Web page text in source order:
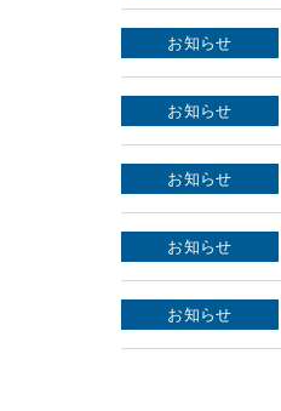
お知らせ
お知らせ
お知らせ
お知らせ
お知らせ